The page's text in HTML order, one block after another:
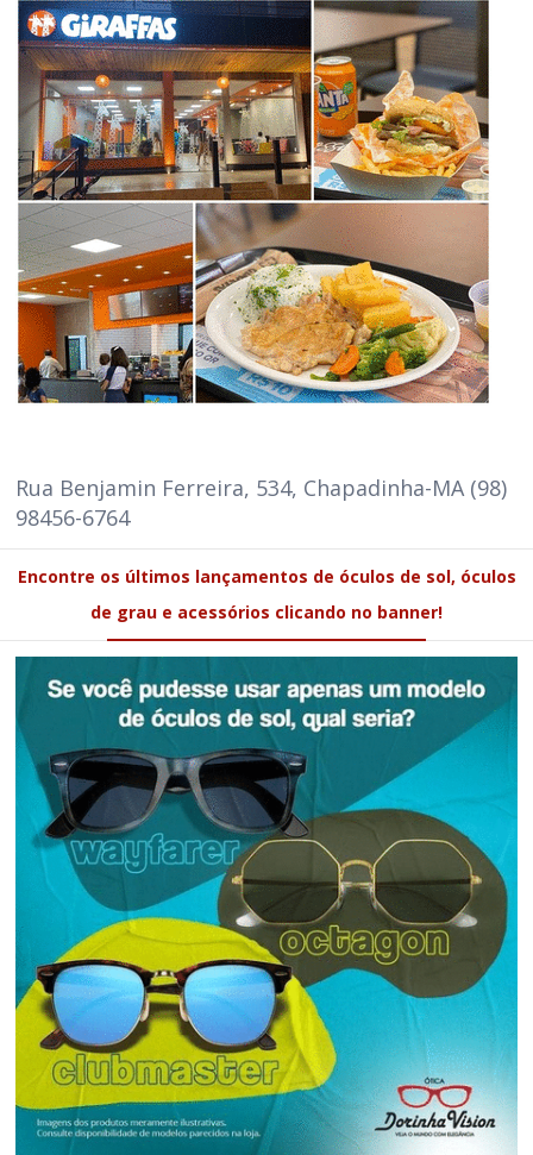
Rua Benjamin Ferreira, 534, Chapadinha-MA (98)
98456-6764
Encontre os últimos lançamentos de óculos de sol, óculos
de grau e acessórios clicando no banner!